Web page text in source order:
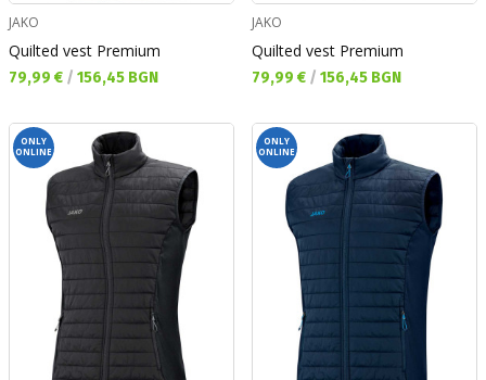
JAKO
Quilted vest Premium
Текуща цена:
79,99 € / 156,45 BGN
JAKO
Quilted vest Premium
Текуща цена:
79,99 € / 156,45 BGN
ONLY
ONLINE
ONLY
ONLINE